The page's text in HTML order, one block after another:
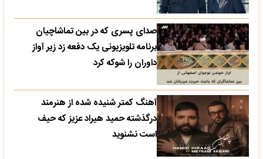
صدای پسری که در بین تماشاچیان
برنامه تلویزیونی یک دفعه زد زیر آواز
داوران را شوکه کرد
آهنگ کمتر شنیده شده از هنرمند
درگذشته حمید هیراد عزیز که حیف
است نشنوید